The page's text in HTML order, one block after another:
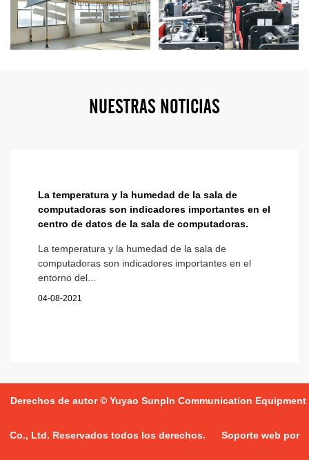
NUESTRAS NOTICIAS
La temperatura y la humedad de la sala de
computadoras son indicadores importantes en el
centro de datos de la sala de computadoras.
La temperatura y la humedad de la sala de
computadoras son indicadores importantes en el
entorno del...
04-08-2021
Derechos de autor © Yuyao Sunpln Communication Equipment
Co., Ltd. Reservados todos los derechos. Soporte web por